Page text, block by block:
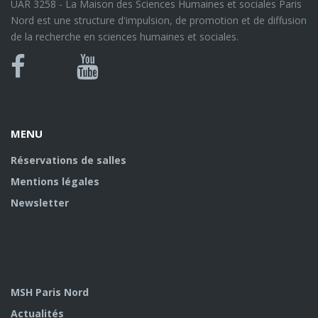
UAR 3258 - La Maison des Sciences Humaines et sociales Paris
Nord est une structure d'impulsion, de promotion et de diffusion
de la recherche en sciences humaines et sociales.
Bluesky
Canal
MENU
Réservations de salles
Mentions légales
Newsletter
MSH Paris Nord
Actualités